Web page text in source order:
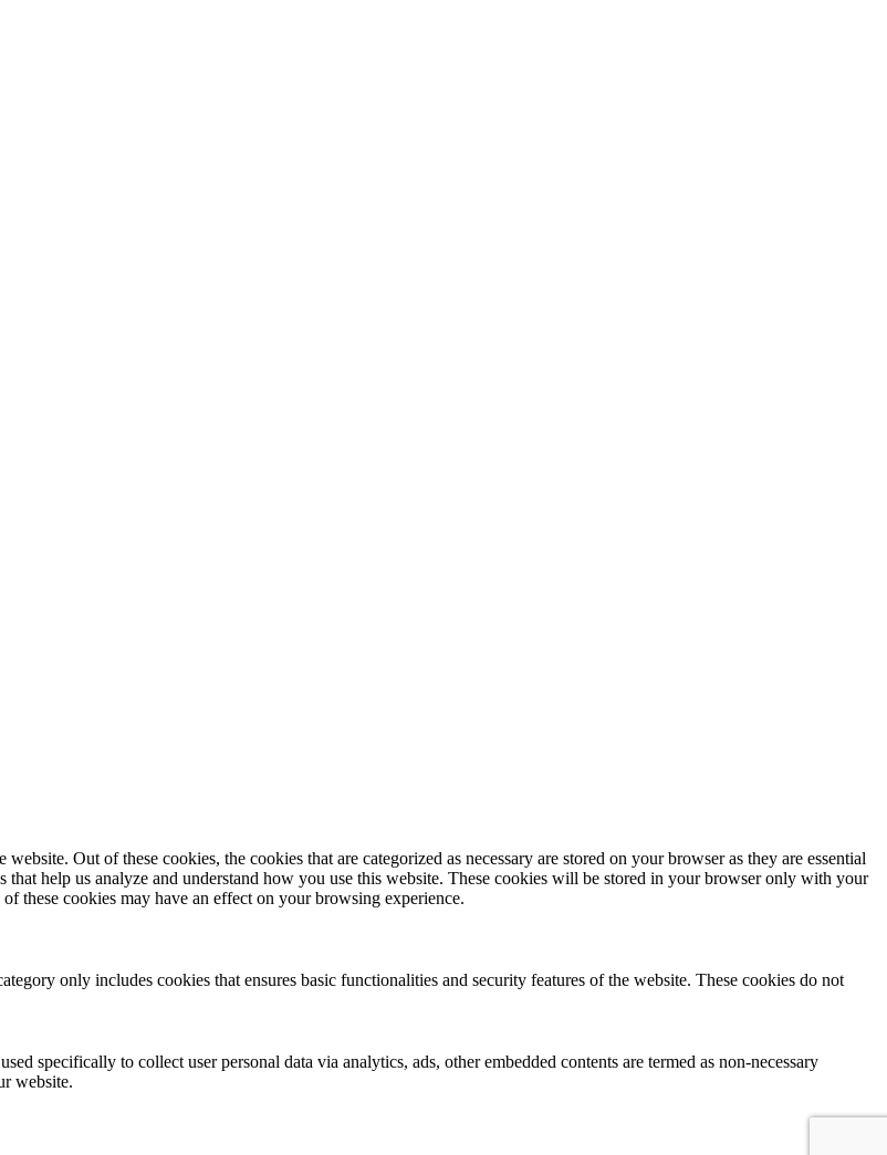
Out of these cookies, the cookies that are categorized as necessary are stored on your browser as they are essential
help us analyze and understand how you use this website. These cookies will be stored in your browser only with your
these cookies may have an effect on your browsing experience.
only includes cookies that ensures basic functionalities and security features of the website. These cookies do not
specifically to collect user personal data via analytics, ads, other embedded contents are termed as non-necessary
website.